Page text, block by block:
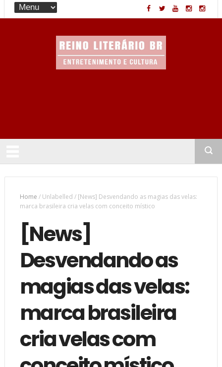
Home /Unlabelled / [News] Desvendando as magias das velas:
marca brasileira cria velas com conceito místico
[News]
Desvendando as
magias das velas:
marca brasileira
cria velas com